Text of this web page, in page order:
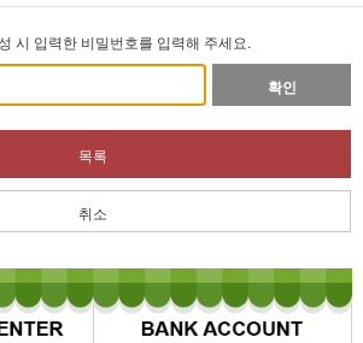
시 입력한 비밀번호를 입력해 주세요.
확인
목록
취소